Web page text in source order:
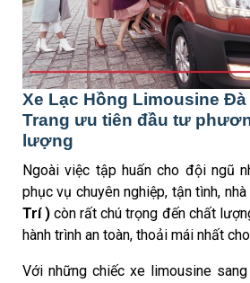
Xe Lạc Hồng Limousine Đà
Trang ưu tiên đầu tư
lượng
Ngoài việc tập huấn cho đội ngũ
phục vụ chuyên nghiệp, tận tình, nhà
Trí ) còn rất chú trọng đến chất
hành trình an toàn, thoải mái nhất
Với những chiếc xe limousine